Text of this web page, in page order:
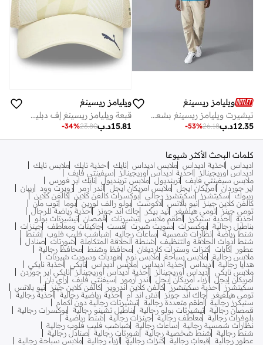
ويليامز ريسينغ
تيشيرت ويليامز ريسينغ بشعار رجالي
د.ب12.35
26.18
-53%
ويليامز ريسينغ
قبعة ويليامز ريسينغ إف دبليو تراكير
د.ب15.81
23.80
-34%
كلمات البحث الأكثر شيوعا
اديداس احذية اديداس ملابس اديداس نايك احذية نايك ملابس نايك
اديداس اوريجينالز
احذية اديداس اوريجينالز
سيفينتي فايف
ملابس سيفينتي فايف ترينديول ملابس ترينديول نايك اير فورس
اير جوردان
امريكان ايجل ملابس امريكان ايجل اندر ارمر روبرت وود
ريبان
ريبوك
سكيتشرز سكيتشرز رجالي بوكسرات كالفن كلاين كالفن كلاين
كالفن كلاين جينز نيو بالانس لاكوست بولو رالف لورين بوما
توب مان
تومي جينز تومي هيلفيغر تيد بيكر جاك اند جونز
أحذية رياضة للرجال
احذية
احذية سنيكرز أطقم ملابس تيشيرتات قمصان تيشيرتات بولو
بناطيل رجالية بوكسرات سويت شيرت فست جاكيتات ومعاطف جينزات
شنط رياضة نظارات شمسية ساعات رجاليه شباشب فليب فلوب
شنط
شنط أدوات الحلاقة والتنظيف
شنطة الحلاقة المتكاملة شورتات صنادل
عطور
كابات كنزات وسترات كارديغان محافظ وشنط محافظ رجالية
ملابس رجالية ملابس سباحة ملابس نوم هوديات وسويت شيرتات
هدايا رجالية أديداس أحذية أديداس ملابس أديداس نايكي أحذبة نايكي
ملابس نايكي أديداس أوريجينالز أحذية أديداس أوريجينالز
نايكي اير جوردن
أمريكان إيجل أزياء أمريكان إيجل أندر آرمور سيفنتي فايف راي بان
سكيتشرز
أحذية سكيتشرز كالفن كلاين اندروير كالفن كلاين جينز
نيو بالانس
تومي هيلفيغر
جاك اند جونز اتش اند ام أحذية رياضية رجالية أحذية رجالية
سنيكرز رجالية أطقم متعددة رجالية تيشيرتات رجالية دون أكمام
قمصان رجالية تيشيرتات بولو رجالية بناطيل تشينو رجالية بوكسرات رجالية
بلوفرات رجالية معاطف رجالية جينزات رجالية
شنط رياضية
نظارات شمسية رجالية
ساعات رجالية
شباشب فليب فلوب رجالية
شنط رجالية
شنط شخصية رجالية شورتات رجالية صنادل رجالية
عطور رجالية
قبعات رجالية كنزات رجالية أزياء رجالية ملابس سباحة رجالية